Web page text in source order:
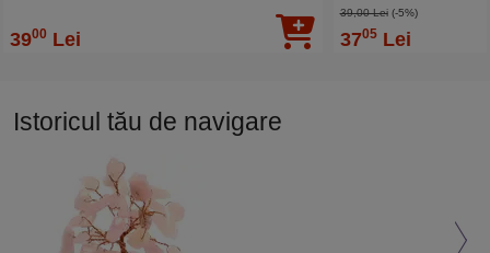
3900 Lei
39,00 Lei(-5%)
3705Lei
Istoricul tău de navigare